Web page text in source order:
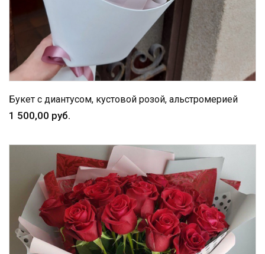
Букет с диантусом, кустовой розой, альстромерией
1 500,00 руб.